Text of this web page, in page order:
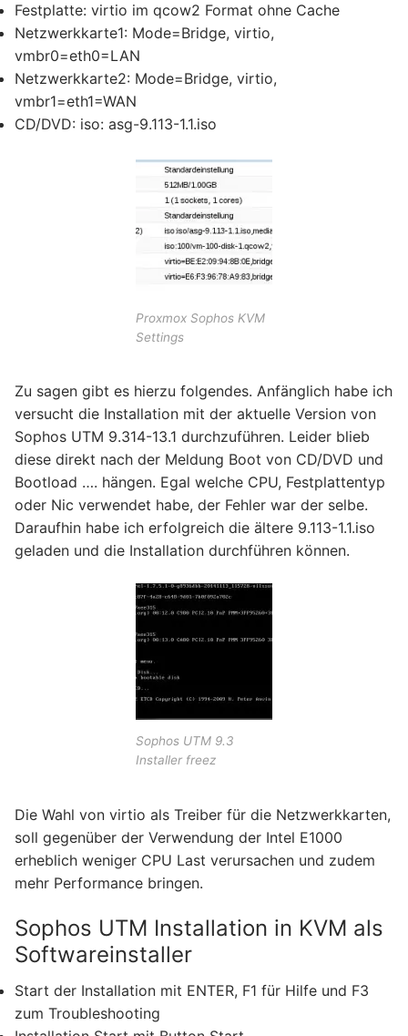
Festplatte: virtio im qcow2 Format ohne Cache
Netzwerkkarte1: Mode=Bridge, virtio,
vmbr0=eth0=LAN
Netzwerkkarte2: Mode=Bridge, virtio,
vmbr1=eth1=WAN
CD/DVD: iso: asg-9.113-1.1.iso
Proxmox Sophos KVM
Settings
Zu sagen gibt es hierzu folgendes. Anfänglich habe ich
versucht die Installation mit der aktuelle Version von
Sophos UTM 9.314-13.1 durchzuführen. Leider blieb
diese direkt nach der Meldung Boot von CD/DVD und
Bootload …. hängen. Egal welche CPU, Festplattentyp
oder Nic verwendet habe, der Fehler war der selbe.
Daraufhin habe ich erfolgreich die ältere 9.113-1.1.iso
geladen und die Installation durchführen können.
Sophos UTM 9.3
Installer freez
Die Wahl von virtio als Treiber für die Netzwerkkarten,
soll gegenüber der Verwendung der Intel E1000
erheblich weniger CPU Last verursachen und zudem
mehr Performance bringen.
Sophos UTM Installation in KVM als
Softwareinstaller
Start der Installation mit ENTER, F1 für Hilfe und F3
zum Troubleshooting